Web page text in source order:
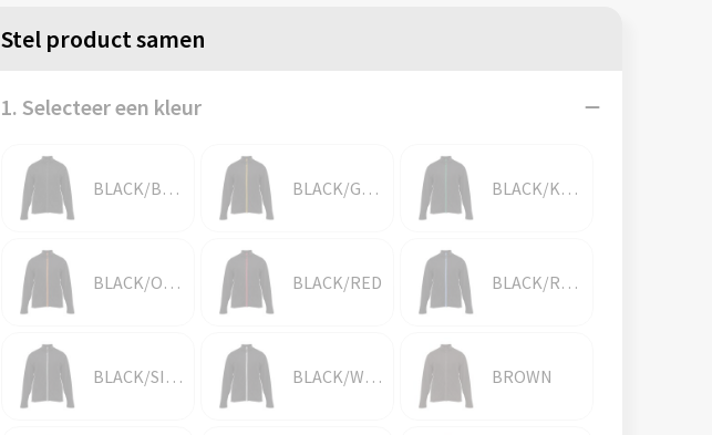
Stel product samen
1. Selecteer een kleur
BLACK/BLACK BLACK/GOLD BLACK/KELLY GREEN
BLACK/ORANGE BLACK/RED BLACK/ROYAL
BLACK/SILVER BLACK/WHITE BROWN